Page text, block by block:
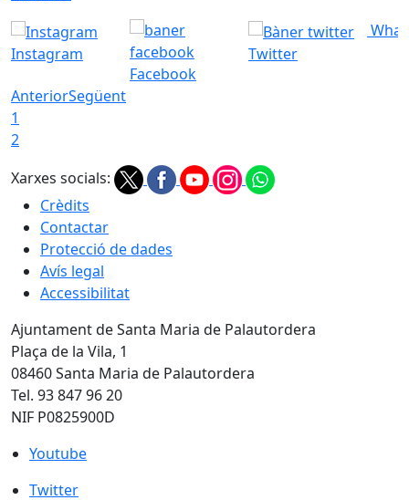
Instagram
Facebook
Twitter
AnteriorSegüent
1
2
Xarxes socials:
Crèdits
Contactar
Protecció de dades
Avís legal
Accessibilitat
Ajuntament de Santa Maria de Palautordera
Plaça de la Vila, 1
08460 Santa Maria de Palautordera
Tel. 93 847 96 20
NIF P0825900D
Youtube
Youtube
Twitter
Twitter